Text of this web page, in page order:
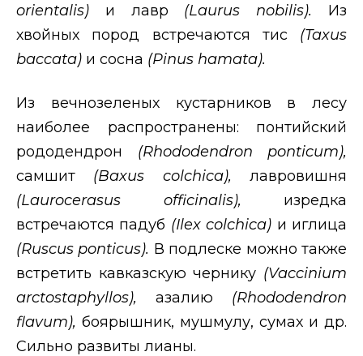
orientalis) и лавр (Laurus nobilis). Из
хвойных пород встречаются тис (Taxus
baccata) и сосна (Pinus hamata).
Из вечнозеленых кустарников в лесу
наиболее распространены: понтийский
рододендрон (Rhododendron ponticum),
самшит (Baxus colchica),лавровишня
(Laurocerasus officinalis), изредка
встречаются падуб (Ilexcolchica) и иглица
(Ruscus ponticus). В подлеске можно также
встретить кавказскую чернику (Vaccinium
arctostaphyllos), азалию (Rhododendron
flavum), боярышник, мушмулу, сумах и др.
Сильно развиты лианы.